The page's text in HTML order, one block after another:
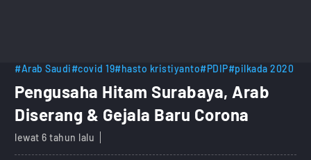
#Arab Saudi#covid 19#hasto kristiyanto#PDIP#pilkada 2020
Pengusaha Hitam Surabaya, Arab
Diserang & Gejala Baru Corona
lewat 6 tahun lalu